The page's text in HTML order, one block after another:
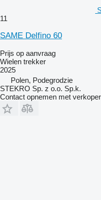
11
SAME Delfino 60
Prijs op aanvraag
Wielen trekker
2025
Polen, Podegrodzie
STEKRO Sp. z o.o. Sp.k.
Contact opnemen met verkoper